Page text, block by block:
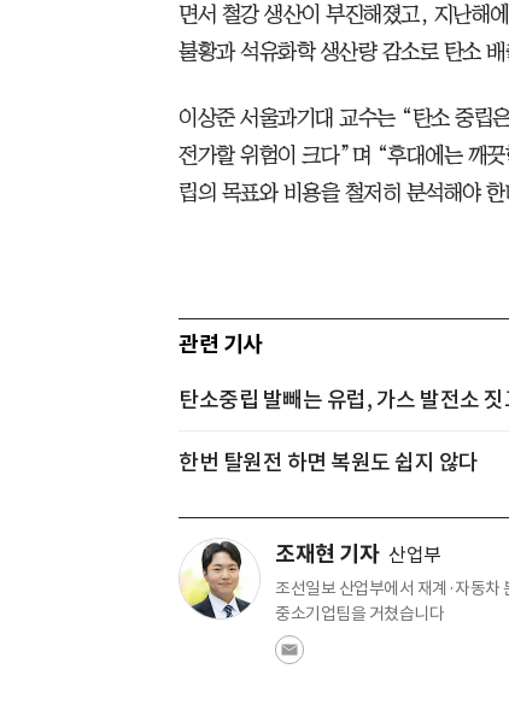
면서 철강 생산이 부진해졌고, 지난해
불황과 석유화학 생산량 감소로 탄소
이상준 서울과기대 교수는 “탄소 중립
전가할 위험이 크다”며 “후대에는 깨
립의 목표와 비용을 철저히 분석해야
관련 기사
탄소중립 발빼는 유럽, 가스 발전소 짓
한번 탈원전 하면 복원도 쉽지 않다
조재현 기자 산업부
조선일보 산업부에서 재계·자동차
중소기업팀을 거쳤습니다